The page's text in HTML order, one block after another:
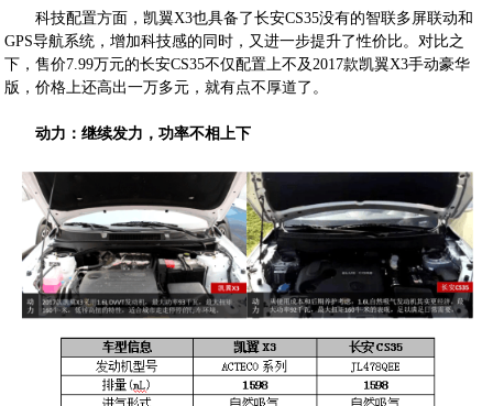
科技配置方面，凯翼X3也具备了长安CS35没有的智联多屏联动和
GPS导航系统，增加科技感的同时，又进一步提升了性价比。对比之
下，售价7.99万元的长安CS35不仅配置上不及2017款凯翼X3手动豪华
版，价格上还高出一万多元，就有点不厚道了。
动力：继续发力，功率不相上下